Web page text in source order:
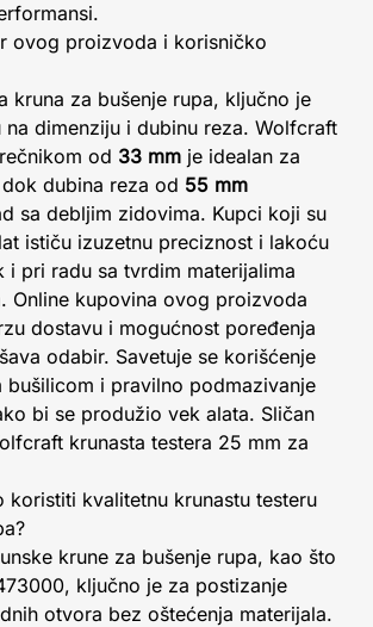
ovog proizvoda i korisničko
kruna za bušenje rupa, ključno je
dimenziju i dubinu reza. Wolfcraft
od 33 mm je idealan za
dubina reza od 55 mm
sa debljim zidovima. Kupci koji su
ističu izuzetnu preciznost i lakoću
i pri radu sa tvrdim materijalima
Online kupovina ovog proizvoda
dostavu i mogućnost poređenja
odabir. Savetuje se korišćenje
bušilicom i pravilno podmazivanje
bi se produžio vek alata. Sličan
krunasta testera 25 mm za
koristiti kvalitetnu krunastu testeru
krune za bušenje rupa, kao što
ključno je za postizanje
otvora bez oštećenja materijala.